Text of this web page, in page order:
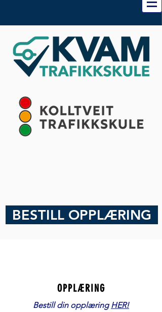
BESTILL OPPLÆRING
OPPLÆRING
Bestill din opplæringHER!